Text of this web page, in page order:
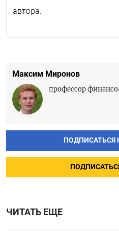
автора.
Максим Миронов
профессор
ПОДПИСАТЬСЯ
ПОДПИСАТЬСЯ
ЧИТАТЬ ЕЩЕ